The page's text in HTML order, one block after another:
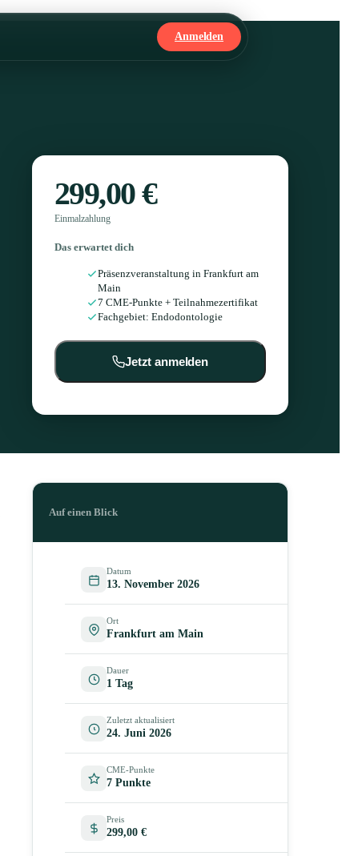
Anmelden
299,00 €
Einmalzahlung
Das erwartet dich
Präsenzveranstaltung in Frankfurt am
Main
7 CME-Punkte + Teilnahmezertifikat
Fachgebiet: Endodontologie
Jetzt anmelden
Auf einen Blick
Datum
13. November 2026
Ort
Frankfurt am Main
Dauer
1 Tag
Zuletzt aktualisiert
24. Juni 2026
CME-Punkte
7 Punkte
Preis
299,00 €